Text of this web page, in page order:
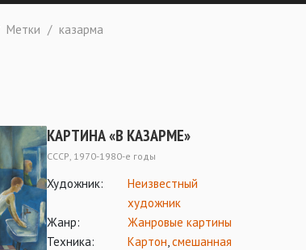
Метки / казарма
КАРТИНА «В КАЗАРМЕ»
СССР, 1970-1980-е годы
Художник:
Неизвестный
художник
Жанр:
Жанровые картины
Техника:
Картон,смешанная